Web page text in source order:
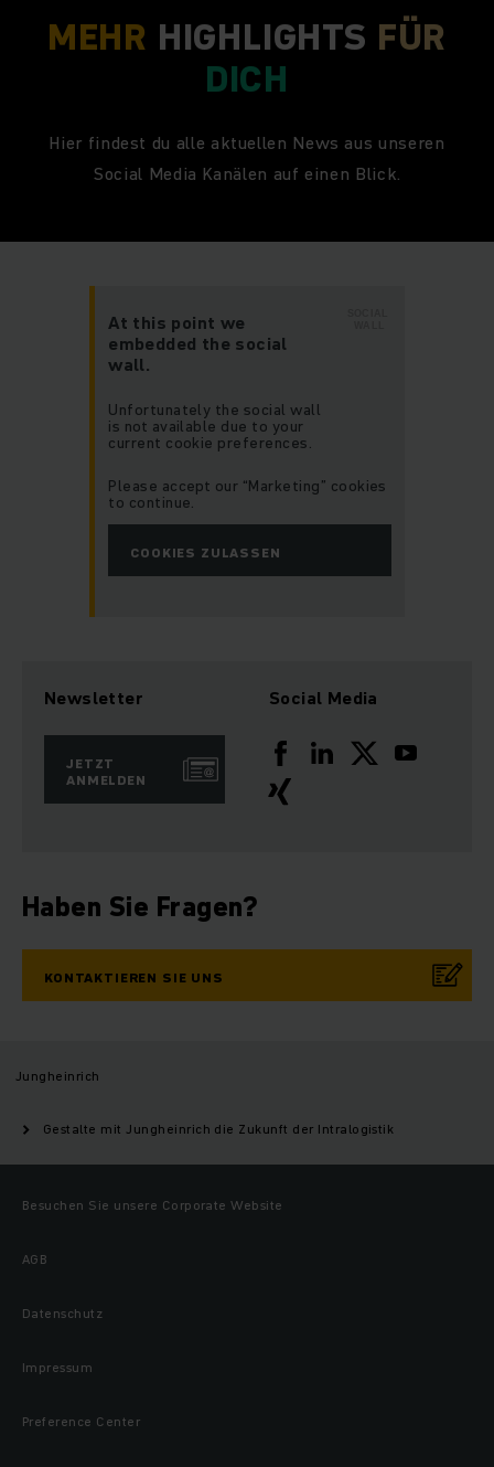
MEHR HIGHLIGHTS FÜR
DICH
Hier findest du alle aktuellen News aus unseren
Social Media Kanälen auf einen Blick.
At this point we
embedded the social
wall.
Unfortunately the social wall
is not available due to your
current cookie preferences.
Please accept our “Marketing” cookies
to continue.
COOKIES ZULASSEN
Newsletter
JETZT
ANMELDEN
Social Media
Haben Sie Fragen?
KONTAKTIEREN SIE UNS
Jungheinrich
Gestalte mit Jungheinrich die Zukunft der Intralogistik
Besuchen Sie unsere Corporate Website
AGB
Datenschutz
Impressum
Preference Center